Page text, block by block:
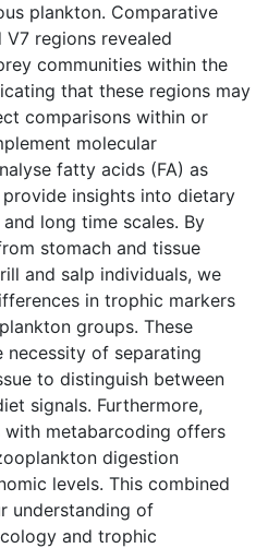
plankton. Comparative
regions revealed
communities within the
that these regions may
comparisons within or
molecular
fatty acids (FA) as
insights into dietary
long time scales. By
stomach and tissue
and salp individuals, we
in trophic markers
groups. These
necessity of separating
to distinguish between
signals. Furthermore,
with metabarcoding offers
digestion
levels. This combined
understanding of
and trophic